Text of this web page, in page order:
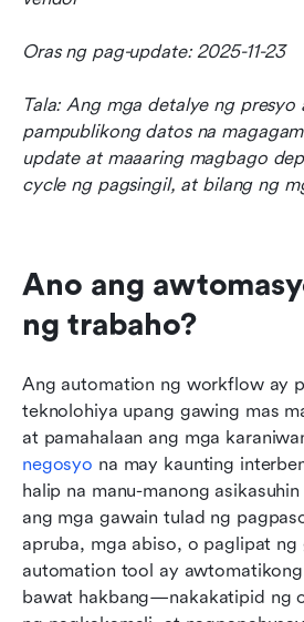
Oras ng pag-update: 2025-11-23
Tala: Ang mga detalye ng
pampublikong datos na
update at maaaring magbago
cycle ng pagsingil, at bilang ng
Ano ang
ng trabaho?
Ang automation ng workflow ay
teknolohiya upang gawing mas
at pamahalaan ang mga
negosyo na may kaunting
halip na manu-manong
ang mga gawain tulad ng
apruba, mga abiso, o paglipat ng
automation tool ay
bawat hakbang—nakakatipid ng